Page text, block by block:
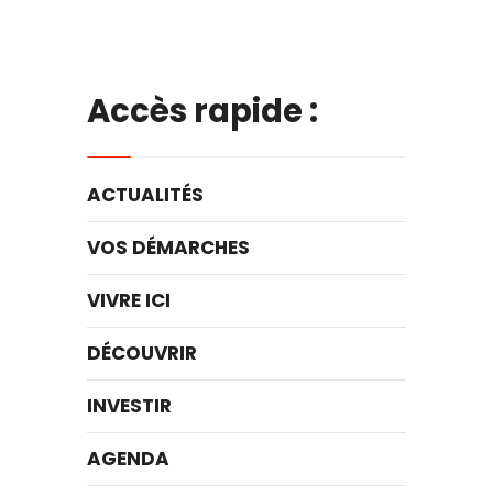
Accès rapide :
ACTUALITÉS
VOS DÉMARCHES
VIVRE ICI
DÉCOUVRIR
INVESTIR
AGENDA